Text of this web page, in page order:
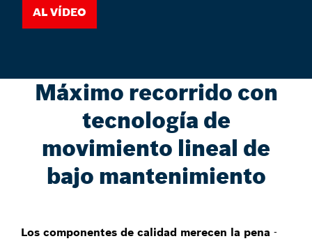
Al vídeo
Máximo recorrido con
tecnología de
movimiento lineal de
bajo mantenimiento
Los componentes de calidad merecen la pena -